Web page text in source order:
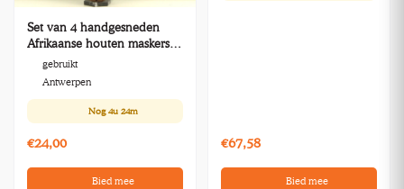
Set van 4 handgesneden
Afrikaanse houten maskers –
diverse tribale stijlen
gebruikt
Antwerpen
Nog4u 24m
€24,00
Bied mee
€67,58
Bied mee